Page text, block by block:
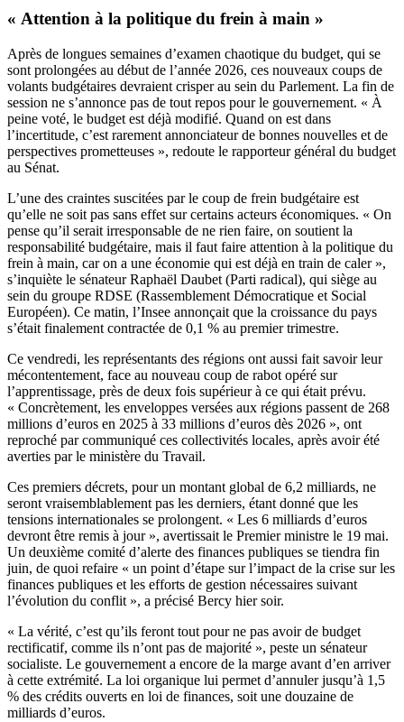
« Attention à la politique du frein à main »
Après de longues semaines d’examen chaotique du budget, qui se
sont prolongées au début de l’année 2026, ces nouveaux coups de
volants budgétaires devraient crisper au sein du Parlement. La fin de
session ne s’annonce pas de tout repos pour le gouvernement. « À
peine voté, le budget est déjà modifié. Quand on est dans
l’incertitude, c’est rarement annonciateur de bonnes nouvelles et de
perspectives prometteuses », redoute le rapporteur général du budget
au Sénat.
L’une des craintes suscitées par le coup de frein budgétaire est
qu’elle ne soit pas sans effet sur certains acteurs économiques. « On
pense qu’il serait irresponsable de ne rien faire, on soutient la
responsabilité budgétaire, mais il faut faire attention à la politique du
frein à main, car on a une économie qui est déjà en train de caler »,
s’inquiète le sénateur Raphaël Daubet (Parti radical), qui siège au
sein du groupe RDSE (Rassemblement Démocratique et Social
Européen). Ce matin, l’Insee annonçait que la croissance du pays
s’était finalement contractée de 0,1 % au premier trimestre.
Ce vendredi, les représentants des régions ont aussi fait savoir leur
mécontentement, face au nouveau coup de rabot opéré sur
l’apprentissage, près de deux fois supérieur à ce qui était prévu.
« Concrètement, les enveloppes versées aux régions passent de 268
millions d’euros en 2025 à 33 millions d’euros dès 2026 », ont
reproché par communiqué ces collectivités locales, après avoir été
averties par le ministère du Travail.
Ces premiers décrets, pour un montant global de 6,2 milliards, ne
seront vraisemblablement pas les derniers, étant donné que les
tensions internationales se prolongent. « Les 6 milliards d’euros
devront être remis à jour », avertissait le Premier ministre le 19 mai.
Un deuxième comité d’alerte des finances publiques se tiendra fin
juin, de quoi refaire « un point d’étape sur l’impact de la crise sur les
finances publiques et les efforts de gestion nécessaires suivant
l’évolution du conflit », a précisé Bercy hier soir.
« La vérité, c’est qu’ils feront tout pour ne pas avoir de budget
rectificatif, comme ils n’ont pas de majorité », peste un sénateur
socialiste. Le gouvernement a encore de la marge avant d’en arriver
à cette extrémité. La loi organique lui permet d’annuler jusqu’à 1,5
% des crédits ouverts en loi de finances, soit une douzaine de
milliards d’euros.